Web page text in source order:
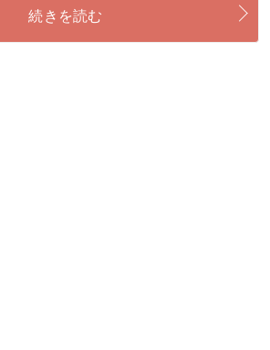
続きを読む